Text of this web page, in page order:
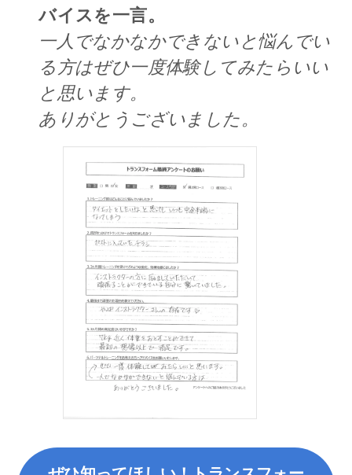
バイスを一言。
一人でなかなかできないと悩んでい
る方はぜひ一度体験してみたらいい
と思います。
ありがとうございました。